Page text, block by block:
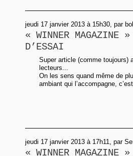
jeudi 17 janvier 2013 à 15h30, par
« WINNER MAGAZINE
D’ESSAI
Super article (comme toujours)
lecteurs...
On les sens quand même de
ambiant qui l’accompagne,
jeudi 17 janvier 2013 à 17h11, par
« WINNER MAGAZINE